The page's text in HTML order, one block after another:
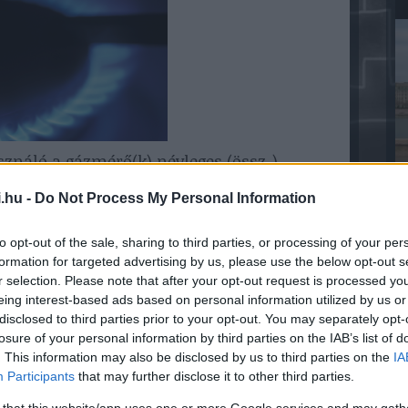
- Do Not Process My Personal Information
opt-out of the sale, sharing to third parties, or processing of your
for targeted advertising by us, please use the below opt-out
selection. Please note that after your opt-out request is processed
interest-based ads based on personal information utilized by us
to third parties prior to your opt-out. You may separately
of your personal information by third parties on the IAB’s list of
This information may also be disclosed by us to third parties on the
Participants that may further disclose it to other third parties.
a gázmérő(k) névleges (össz-)
gázmérő(k) névleges (össz-)
pedig teljesítménydíjat az egyedi
teljesítmény igénye szerint.
köbméterben mért és gáztechnikai
(gnm3), a mérési időszakra
(MJ/gnm3), valamint az
(Ft/MJ) az összeszorzásával kell
ITT